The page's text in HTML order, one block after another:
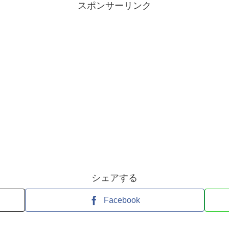
スポンサーリンク
シェアする
Facebook